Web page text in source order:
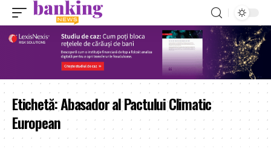
Etichetă:Abasador al Pactului Climatic
European